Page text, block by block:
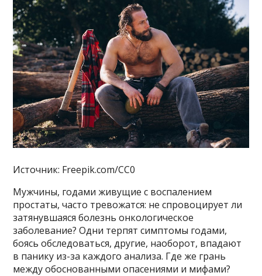
Источник: Freepik.com/CC0
Мужчины, годами живущие с воспалением
простаты, часто тревожатся: не спровоцирует ли
затянувшаяся болезнь онкологическое
заболевание? Одни терпят симптомы годами,
боясь обследоваться, другие, наоборот, впадают
в панику из-за каждого анализа. Где же грань
между обоснованными опасениями и мифами?